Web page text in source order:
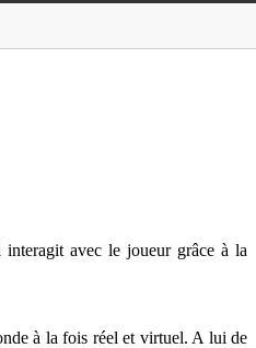
avec le joueur grâce à la
à la fois réel et virtuel. A lui de